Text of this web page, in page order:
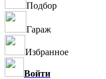
Подбор
Гараж
Избранное
Войти